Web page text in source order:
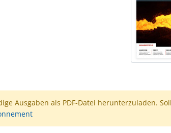
Ausgaben als PDF-Datei herunterzuladen.